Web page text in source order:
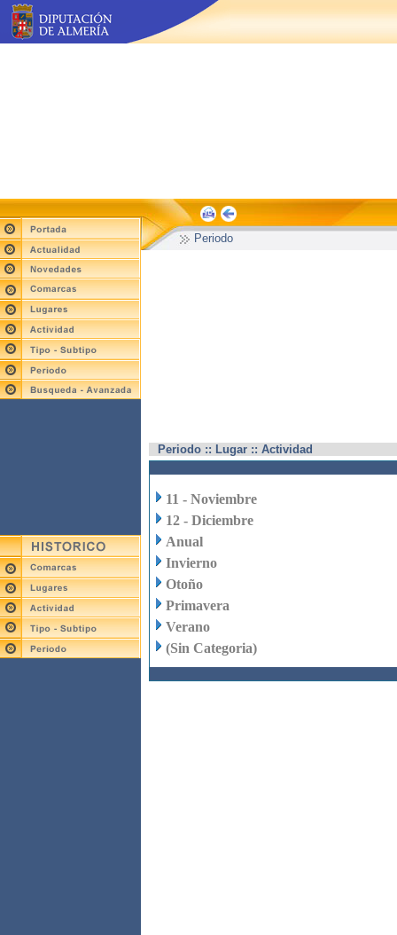
Periodo
Periodo :: Lugar :: Actividad
11 - Noviembre
12 - Diciembre
Anual
Invierno
Otoño
Primavera
Verano
(Sin Categoria)